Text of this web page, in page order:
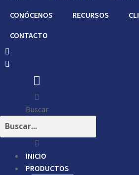
CONÓCENOS RECURSOS
CONTACTO
Buscar
INICIO
PRODUCTOS